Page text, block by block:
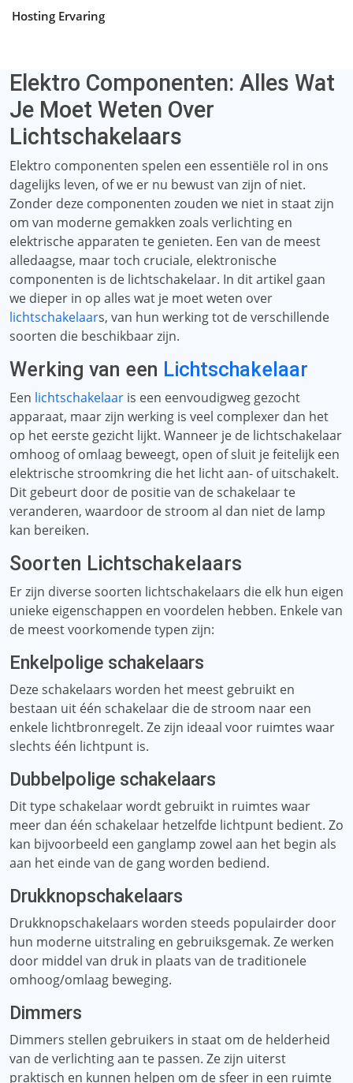
Hosting Ervaring
Elektro Componenten: Alles Wat
Je Moet Weten Over
Lichtschakelaars
Elektro componenten spelen een essentiële rol in ons
dagelijks leven, of we er nu bewust van zijn of niet.
Zonder deze componenten zouden we niet in staat zijn
om van moderne gemakken zoals verlichting en
elektrische apparaten te genieten. Een van de meest
alledaagse, maar toch cruciale, elektronische
componenten is de lichtschakelaar. In dit artikel gaan
we dieper in op alles wat je moet weten over
lichtschakelaars, van hun werking tot de verschillende
soorten die beschikbaar zijn.
Werking van een Lichtschakelaar
Een lichtschakelaar is een eenvoudigweg gezocht
apparaat, maar zijn werking is veel complexer dan het
op het eerste gezicht lijkt. Wanneer je de lichtschakelaar
omhoog of omlaag beweegt, open of sluit je feitelijk een
elektrische stroomkring die het licht aan- of uitschakelt.
Dit gebeurt door de positie van de schakelaar te
veranderen, waardoor de stroom al dan niet de lamp
kan bereiken.
Soorten Lichtschakelaars
Er zijn diverse soorten lichtschakelaars die elk hun eigen
unieke eigenschappen en voordelen hebben. Enkele van
de meest voorkomende typen zijn:
Enkelpolige schakelaars
Deze schakelaars worden het meest gebruikt en
bestaan ​​uit één schakelaar die de stroom naar een
enkele lichtbronregelt. Ze zijn ideaal voor ruimtes waar
slechts één lichtpunt is.
Dubbelpolige schakelaars
Dit type schakelaar wordt gebruikt in ruimtes waar
meer dan één schakelaar hetzelfde lichtpunt bedient. Zo
kan bijvoorbeeld een ganglamp zowel aan het begin als
aan het einde van de gang worden bediend.
Drukknopschakelaars
Drukknopschakelaars worden steeds populairder door
hun moderne uitstraling en gebruiksgemak. Ze werken
door middel van druk in plaats van de traditionele
omhoog/omlaag beweging.
Dimmers
Dimmers stellen gebruikers in staat om de helderheid
van de verlichting aan te passen. Ze zijn uiterst
praktisch en kunnen helpen om de sfeer in een ruimte